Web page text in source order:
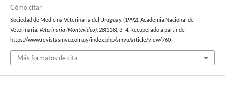
Cómo citar
Sociedad de Medicina Veterinaria del Uruguay. (1992). Academia Nacional de
Veterinaria. Veterinaria (Montevideo), 28(118), 3–4. Recuperado a partir de
https://www.revistasmvu.com.uy/index.php/smvu/article/view/760
Más formatos de cita